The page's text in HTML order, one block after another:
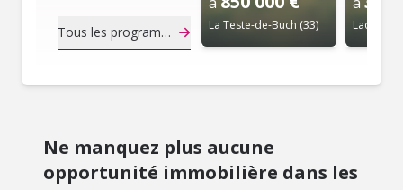
Tous les programmes immobiliers neuf
La Teste-de-Buch (33) Lacanau
Ne manquez plus aucune
opportunité immobilière dans les